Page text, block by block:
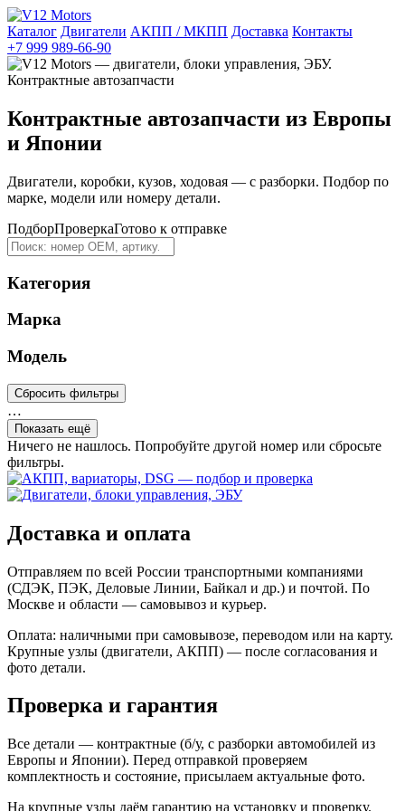
Каталог Двигатели АКПП / МКПП Доставка Контакты
+7 999 989-66-90
Контрактные автозапчасти из Европы
и Японии
Двигатели, коробки, кузов, ходовая — с разборки. Подбор по
марке, модели или номеру детали.
ПодборПроверкаГотово к отправке
Категория
Марка
Модель
Сбросить фильтры
…
Показать ещё
Ничего не нашлось. Попробуйте другой номер или сбросьте
фильтры.
Доставка и оплата
Отправляем по всей России транспортными компаниями
(СДЭК, ПЭК, Деловые Линии, Байкал и др.) и почтой. По
Москве и области — самовывоз и курьер.
Оплата: наличными при самовывозе, переводом или на карту.
Крупные узлы (двигатели, АКПП) — после согласования и
фото детали.
Проверка и гарантия
Все детали — контрактные (б/у, с разборки автомобилей из
Европы и Японии). Перед отправкой проверяем
комплектность и состояние, присылаем актуальные фото.
На крупные узлы даём гарантию на установку и проверку.